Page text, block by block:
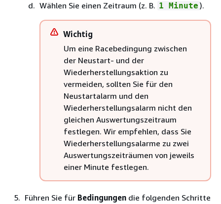
Wählen Sie einen Zeitraum (z. B. 1 Minute ).
Wichtig
Um eine Racebedingung zwischen
der Neustart- und der
Wiederherstellungsaktion zu
vermeiden, sollten Sie für den
Neustartalarm und den
Wiederherstellungsalarm nicht den
gleichen Auswertungszeitraum
festlegen. Wir empfehlen, dass Sie
Wiederherstellungsalarme zu zwei
Auswertungszeiträumen von jeweils
einer Minute festlegen.
Führen Sie für Bedingungen die folgenden Schritte